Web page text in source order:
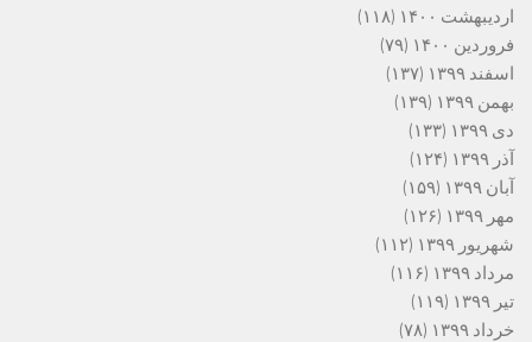
اردیبهشت ۱۴۰۰
(۱۱۸)
فروردین ۱۴۰۰
(۷۹)
اسفند ۱۳۹۹
(۱۳۷)
بهمن ۱۳۹۹
(۱۳۹)
دی ۱۳۹۹
(۱۳۳)
آذر ۱۳۹۹
(۱۲۴)
آبان ۱۳۹۹
(۱۵۹)
مهر ۱۳۹۹
(۱۲۶)
شهریور ۱۳۹۹
(۱۱۲)
مرداد ۱۳۹۹
(۱۱۶)
تیر ۱۳۹۹
(۱۱۹)
خرداد ۱۳۹۹
(۷۸)